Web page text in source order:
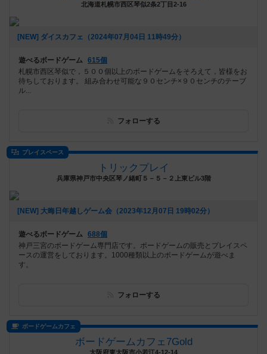
北海道札幌市西区琴似2条2丁目2-16
[NEW] ダイスカフェ（2024年07月04日 11時49分）
遊べるボードゲーム 615個
札幌市西区琴似で，５００個以上のボードゲームをそろえて，皆様をお
待ちしております。 組み合わせ可能な９０センチ×９０センチのテーブ
ル...
フォローする
プレイスペース
トリックプレイ
兵庫県神戸市中央区琴ノ緒町５－５－２上東ビル3階
[NEW] 大晦日年越しゲーム会（2023年12月07日 19時02分）
遊べるボードゲーム 688個
神戸三宮のボードゲーム専門店です。ボードゲームの販売とプレイスペ
ースの運営をしております。1000種類以上のボードゲームが遊べま
す。
フォローする
ボードゲームカフェ
ボードゲームカフェ7Gold
大阪府東大阪市小若江4-12-14